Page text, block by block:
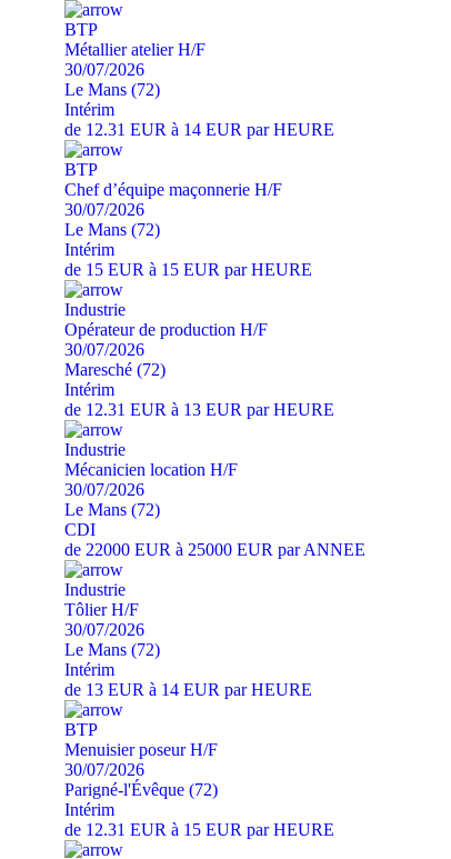
BTP
Métallier atelier H/F
30/07/2026
Le Mans (72)
Intérim
de 12.31 EUR à 14 EUR par HEURE
BTP
Chef d’équipe maçonnerie H/F
30/07/2026
Le Mans (72)
Intérim
de 15 EUR à 15 EUR par HEURE
Industrie
Opérateur de production H/F
30/07/2026
Maresché (72)
Intérim
de 12.31 EUR à 13 EUR par HEURE
Industrie
Mécanicien location H/F
30/07/2026
Le Mans (72)
CDI
de 22000 EUR à 25000 EUR par ANNEE
Industrie
Tôlier H/F
30/07/2026
Le Mans (72)
Intérim
de 13 EUR à 14 EUR par HEURE
BTP
Menuisier poseur H/F
30/07/2026
Parigné-l'Évêque (72)
Intérim
de 12.31 EUR à 15 EUR par HEURE